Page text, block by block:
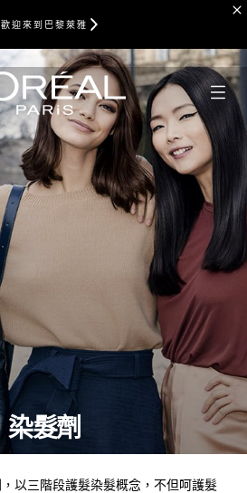
歡迎來到巴黎萊雅
染髮劑
以三階段護髮染髮概念，不但呵護髮